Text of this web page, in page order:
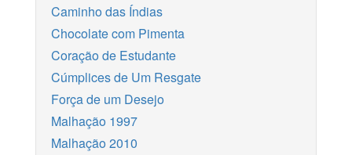
Caminho das Índias
Chocolate com Pimenta
Coração de Estudante
Cúmplices de Um Resgate
Força de um Desejo
Malhação 1997
Malhação 2010